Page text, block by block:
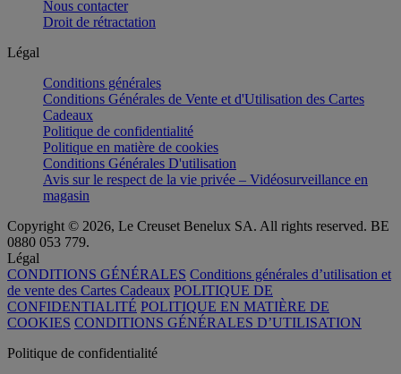
Nous contacter
Droit de rétractation
Légal
Conditions générales
Conditions Générales de Vente et d'Utilisation des Cartes
Cadeaux
Politique de confidentialité
Politique en matière de cookies
Conditions Générales D'utilisation
Avis sur le respect de la vie privée – Vidéosurveillance en
magasin
Copyright © 2026, Le Creuset Benelux SA. All rights reserved. BE
0880 053 779.
Légal
CONDITIONS GÉNÉRALES Conditions générales d’utilisation et
de vente des Cartes Cadeaux POLITIQUE DE
CONFIDENTIALITÉ POLITIQUE EN MATIÈRE DE
COOKIES CONDITIONS GÉNÉRALES D’UTILISATION
Politique de confidentialité